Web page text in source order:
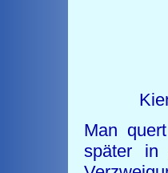
Man
später in